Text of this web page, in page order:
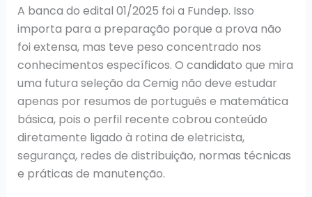
A banca do edital 01/2025 foi a Fundep. Isso
importa para a preparação porque a prova não
foi extensa, mas teve peso concentrado nos
conhecimentos específicos. O candidato que mira
uma futura seleção da Cemig não deve estudar
apenas por resumos de português e matemática
básica, pois o perfil recente cobrou conteúdo
diretamente ligado à rotina de eletricista,
segurança, redes de distribuição, normas técnicas
e práticas de manutenção.